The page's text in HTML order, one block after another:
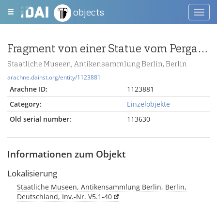
objects
Fragment von einer Statue vom Pergamonaltar; Berlin:Statue, Hand
Staatliche Museen, Antikensammlung Berlin, Berlin
arachne.dainst.org/entity/1123881
Arachne ID:
1123881
Category:
Einzelobjekte
Old serial number:
113630
Informationen zum Objekt
Lokalisierung
Staatliche Museen, Antikensammlung Berlin, Berlin,
Deutschland, Inv.-Nr. V5.1-40